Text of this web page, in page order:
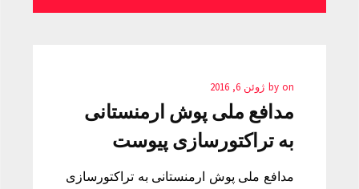
by on ژوئن 6, 2016
مدافع ملی پوش ارمنستانی
به تراکتورسازی پیوست
مدافع ملی پوش ارمنستانی به تراکتورسازی